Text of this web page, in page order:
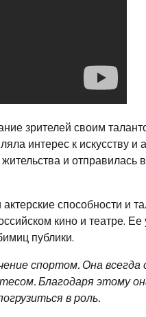
зрителей своим
интерес к искусству и
и отправилась
способности и
кино и театре. Ее
публики.
спортом. Она
Благодаря этому
в роль.